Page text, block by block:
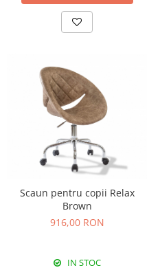
Scaun pentru copii Relax
Brown
916,00 RON
IN STOC